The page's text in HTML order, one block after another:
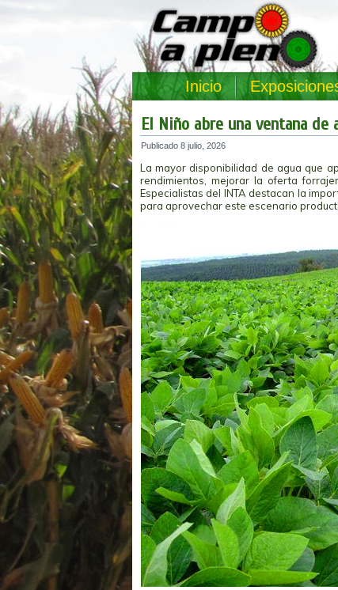
Inicio
El Niño abre una ventana
Publicado 8 julio, 2026
La mayor disponibilidad de agua que
rendimientos, mejorar la oferta
Especialistas del INTA destacan la
para aprovechar este escenario